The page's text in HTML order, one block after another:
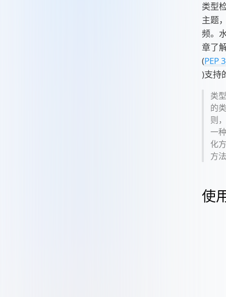
类型
主题
频。
章了
(PEP
)支持
类
的
则
一
化
方
使